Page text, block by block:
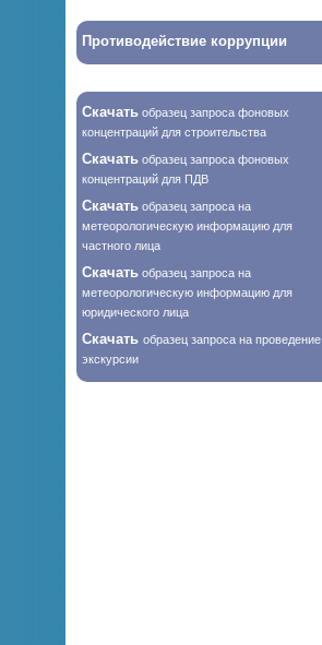
Противодействие коррупции
Скачать образец запроса фоновых
концентраций для строительства
Скачать образец запроса фоновых
концентраций для ПДВ
Скачать образец запроса на
метеорологическую информацию для
частного лица
Скачать образец запроса на
метеорологическую информацию для
юридического лица
Скачать образец запроса на проведение
экскурсии